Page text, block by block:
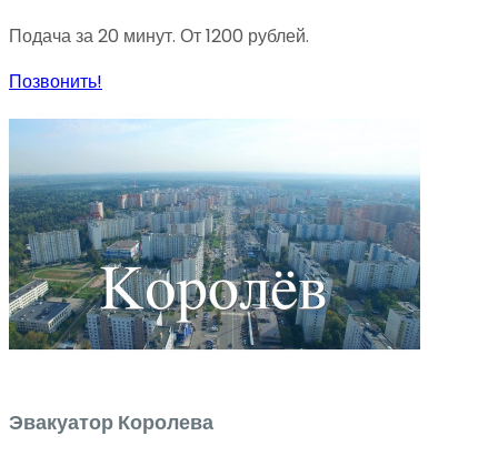
Подача за 20 минут. От 1200 рублей.
Позвонить!
Эвакуатор Королева